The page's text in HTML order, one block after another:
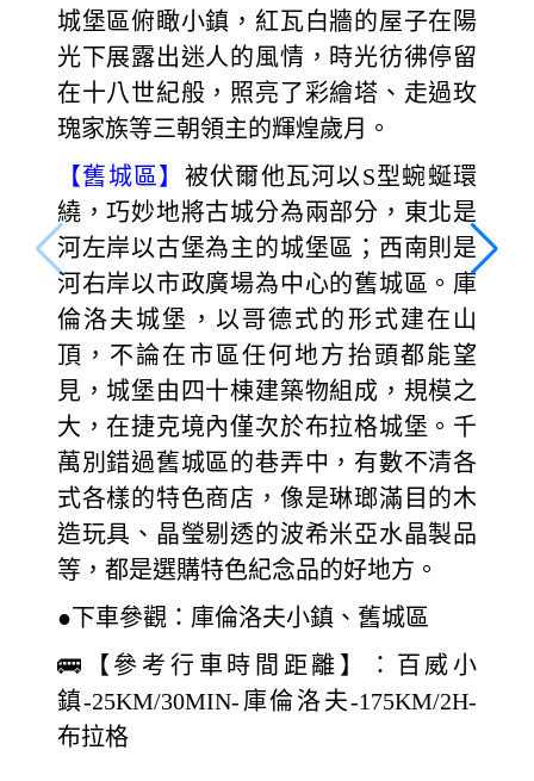
城堡區俯瞰小鎮，紅瓦白牆的屋子在陽
光下展露出迷人的風情，時光彷彿停留
在十八世紀般，照亮了彩繪塔、走過玫
瑰家族等三朝領主的輝煌歲月。
【舊城區】 被伏爾他瓦河以S型蜿蜒環
繞，巧妙地將古城分為兩部分，東北是
河左岸以古堡為主的城堡區；西南則是
河右岸以市政廣場為中心的舊城區。庫
倫洛夫城堡，以哥德式的形式建在山
頂，不論在市區任何地方抬頭都能望
見，城堡由四十棟建築物組成，規模之
大，在捷克境內僅次於布拉格城堡。千
萬別錯過舊城區的巷弄中，有數不清各
式各樣的特色商店，像是琳瑯滿目的木
造玩具、晶瑩剔透的波希米亞水晶製品
等，都是選購特色紀念品的好地方。
●下車參觀：庫倫洛夫小鎮、舊城區
🚌【參考行車時間距離】：百威小
鎮-25KM/30MIN-庫倫洛夫-175KM/2H-
布拉格